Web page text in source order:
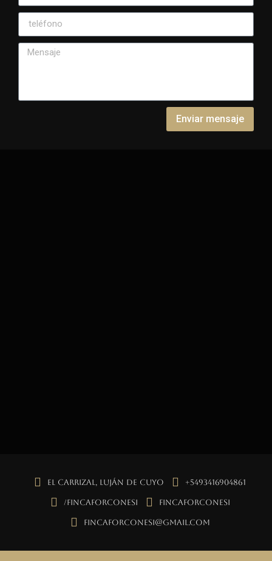
Enviar mensaje
El Carrizal, Luján de Cuyo +5493416904861
/fincaforconesi fincaforconesi
fincaforconesi@gmail.com